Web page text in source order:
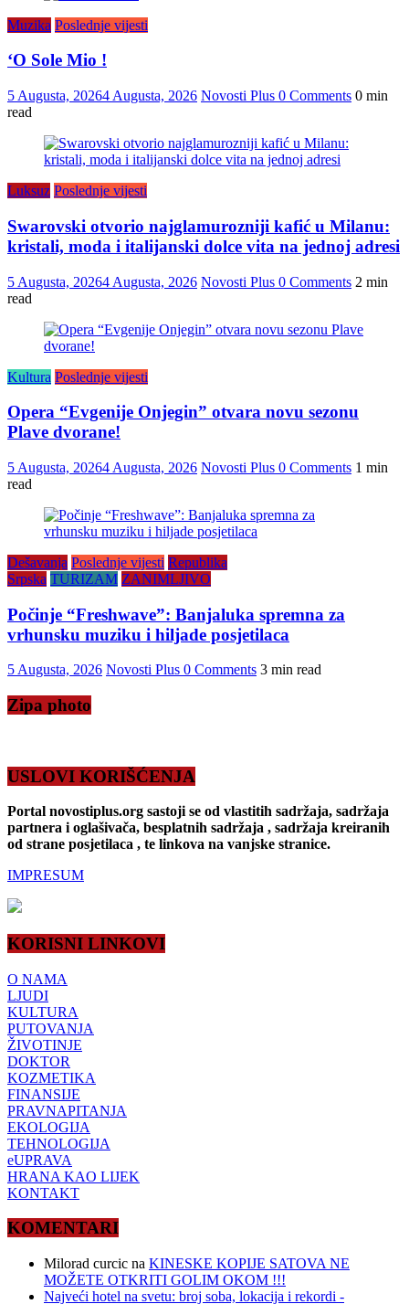
Muzika Poslednje vijesti
‘O Sole Mio !
5 Augusta, 20264 Augusta, 2026 Novosti Plus 0 Comments 0 min
read
Luksuz Poslednje vijesti
Swarovski otvorio najglamurozniji kafić u Milanu:
kristali, moda i italijanski dolce vita na jednoj adresi
5 Augusta, 20264 Augusta, 2026 Novosti Plus 0 Comments 2 min
read
Kultura Poslednje vijesti
Opera “Evgenije Onjegin” otvara novu sezonu
Plave dvorane!
5 Augusta, 20264 Augusta, 2026 Novosti Plus 0 Comments 1 min
read
Dešavanja Poslednje vijesti Republika
Srpska TURIZAM ZANIMLJIVO
Počinje “Freshwave”: Banjaluka spremna za
vrhunsku muziku i hiljade posjetilaca
5 Augusta, 2026 Novosti Plus 0 Comments 3 min read
Zipa photo
USLOVI KORIŠĆENJA
Portal novostiplus.org sastoji se od vlastitih sadržaja, sadržaja
partnera i oglašivača, besplatnih sadržaja , sadržaja kreiranih
od strane posjetilaca , te linkova na vanjske stranice.
IMPRESUM
KORISNI LINKOVI
O NAMA
LJUDI
KULTURA
PUTOVANJA
ŽIVOTINJE
DOKTOR
KOZMETIKA
FINANSIJE
PRAVNAPITANJA
EKOLOGIJA
TEHNOLOGIJA
eUPRAVA
HRANA KAO LIJEK
KONTAKT
KOMENTARI
Milorad curcic na KINESKE KOPIJE SATOVA NE
MOŽETE OTKRITI GOLIM OKOM !!!
Najveći hotel na svetu: broj soba, lokacija i rekordi -